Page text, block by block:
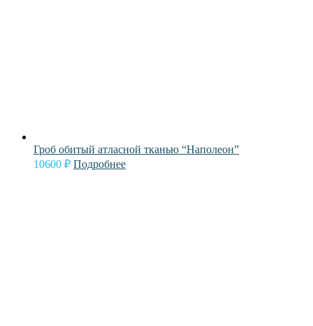
Гроб обитый атласной тканью “Наполеон”
10600 ₽ Подробнее